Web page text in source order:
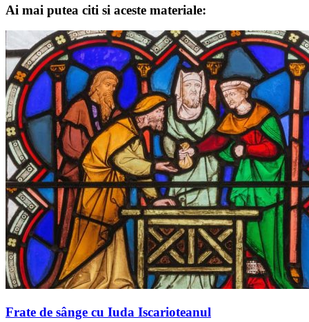
Ai mai putea citi si aceste materiale:
Frate de sânge cu Iuda Iscarioteanul